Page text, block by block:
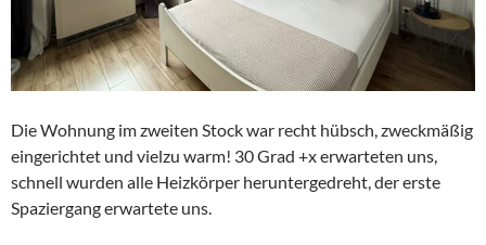
Die Wohnung im zweiten Stock war recht hübsch, zweckmäßig
eingerichtet und vielzu warm! 30 Grad +x erwarteten uns,
schnell wurden alle Heizkörper heruntergedreht, der erste
Spaziergang erwartete uns.